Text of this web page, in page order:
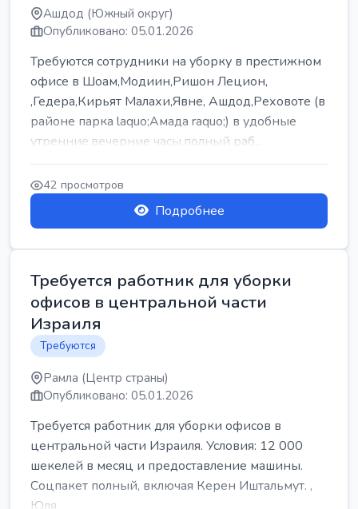
Ашдод (Южный округ)
Опубликовано: 05.01.2026
Требуются сотрудники на уборку в престижном
офисе в Шоам,Модиин,Ришон Лецион,
,Гедера,Кирьят Малахи,Явне, Ашдод,Реховоте (в
районе парка laquo;Амада raquo;) в удобные
утренние,вечерние часы,полный раб...
42 просмотров
Подробнее
Требуется работник для уборки
офисов в центральной части
Израиля
Требуются
Рамла (Центр страны)
Опубликовано: 05.01.2026
Требуется работник для уборки офисов в
центральной части Израиля. Условия: 12 000
шекелей в месяц и предоставление машины.
Соцпакет полный, включая Керен Иштальмут. ,